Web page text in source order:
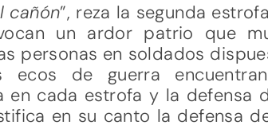
cañón”, reza la segunda
un ardor patrio que
personas en soldados
ecos de guerra
en cada estrofa y la defensa
en su canto la defensa